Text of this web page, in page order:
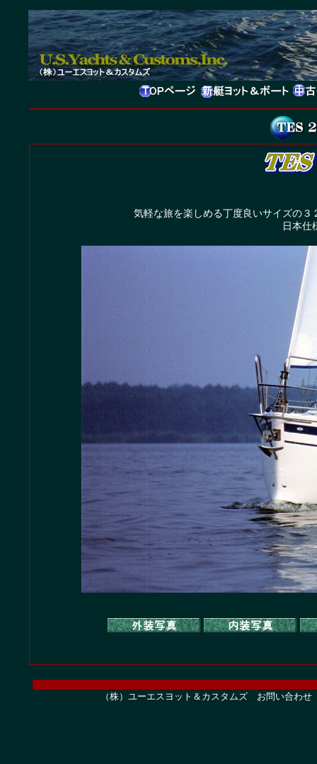
気軽な旅を楽しめる丁度良いサイズの
日本仕
（株）ユーエスヨット＆カスタムズ お問い合わ